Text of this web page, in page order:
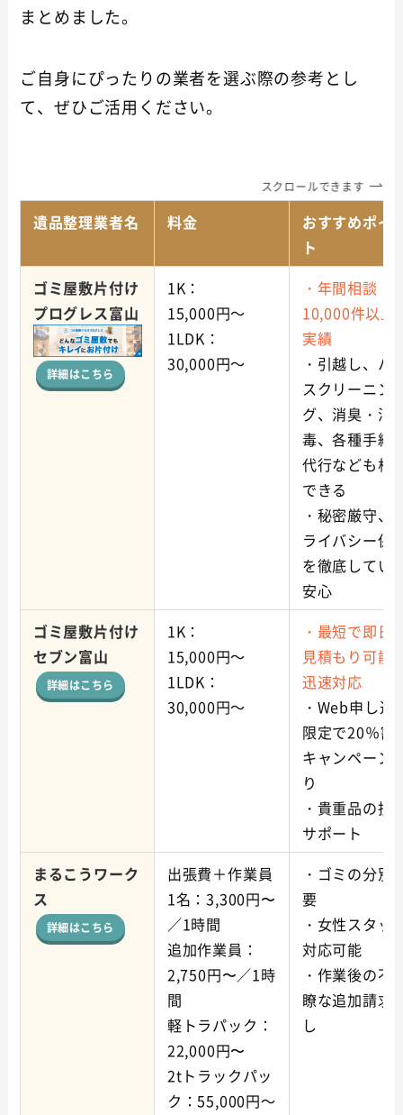
まとめました。
ご自身にぴったりの業者を選ぶ際の参考とし
て、ぜひご活用ください。
スクロールできます
遺品整理業者名 料金
おすすめポイ
ト
ゴミ屋敷片付け
プログレス富山
詳細はこちら
1K：
15,000円～
1LDK：
30,000円～
・年間相談
10,000件以上
実績
・引越し、ハ
スクリーニン
グ、消臭・消
毒、各種手続
代行なども相
できる
・秘密厳守、
ライバシー保
を徹底してい
安心
ゴミ屋敷片付け
セブン富山
詳細はこちら
1K：
15,000円～
1LDK：
30,000円～
・ 最短で即日
見積もり可能
迅速対応
・Web申し込
限定で20％割
キャンペーン
り
・貴重品の捜
サポート
まるこうワーク
ス
詳細はこちら
出張費＋作業員
1名：3,300円〜
／1時間
追加作業員：
2,750円〜／1時
間
軽トラパック：
22,000円〜
2tトラックパッ
ク：55,000円～
・ゴミの分別
要
・女性スタッ
対応可能
・作業後の不
瞭な追加請求
し